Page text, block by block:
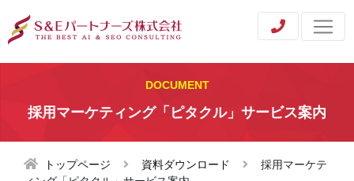
DOCUMENT
採用マーケティング「ピタクル」サービス案内
トップページ 資料ダウンロード
採用マーケテ